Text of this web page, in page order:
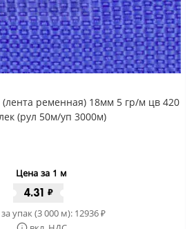
(лента ременная) 18мм 5 гр/м цв 420
(рул 50м/уп 3000м)
Цена за 1 м
4.31 ₽
упак (3 000 м): 12936₽